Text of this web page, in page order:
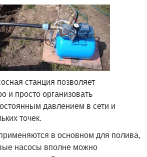
станция позволяет
и просто организовать
давлением в сети и
точек.
в основном для полива,
насосы вполне можно